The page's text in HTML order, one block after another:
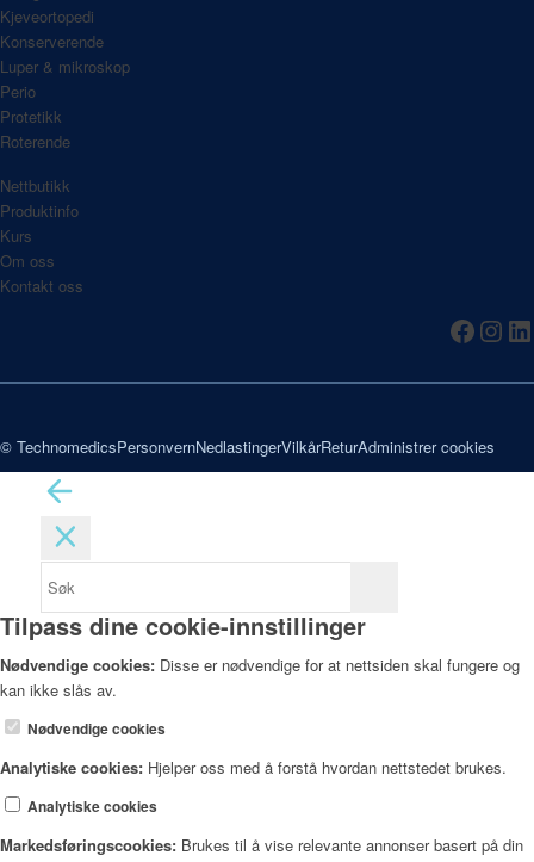
Kjeveortopedi
Konserverende
Luper & mikroskop
Perio
Protetikk
Roterende
Nettbutikk
Produktinfo
Kurs
Om oss
Kontakt oss
© TechnomedicsPersonvernNedlastingerVilkårReturAdministrer cookies
Tilpass dine cookie-innstillinger
Nødvendige cookies: Disse er nødvendige for at nettsiden skal fungere og
kan ikke slås av.
Nødvendige cookies
Analytiske cookies: Hjelper oss med å forstå hvordan nettstedet brukes.
Analytiske cookies
Markedsføringscookies: Brukes til å vise relevante annonser basert på din